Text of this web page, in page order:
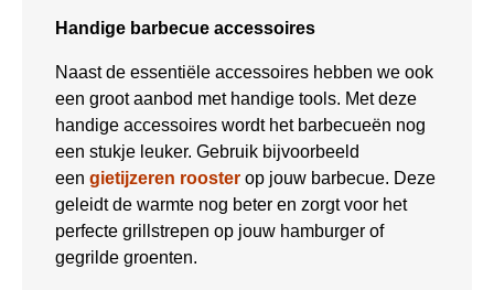
Handige barbecue accessoires
Naast de essentiële accessoires hebben we ook
een groot aanbod met handige tools. Met deze
handige accessoires wordt het barbecueën nog
een stukje leuker. Gebruik bijvoorbeeld
een gietijzeren rooster op jouw barbecue. Deze
geleidt de warmte nog beter en zorgt voor het
perfecte grillstrepen op jouw hamburger of
gegrilde groenten.